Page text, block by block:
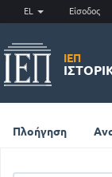
EL Είσοδος
ΙΕΠ
Πλοήγηση